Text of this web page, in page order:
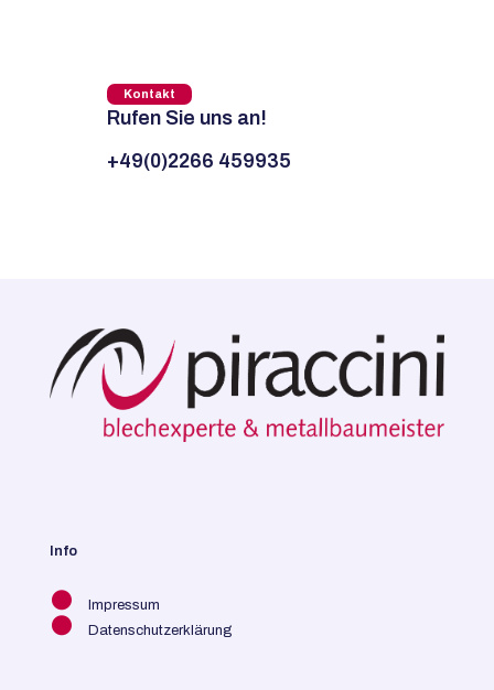
Kontakt
Rufen Sie uns an!
+49(0)2266 459935
Info
● Impressum
● Datenschutzerklärung